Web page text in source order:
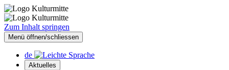
Zum Inhalt springen
Menü öffnen/schliessen
de
Aktuelles